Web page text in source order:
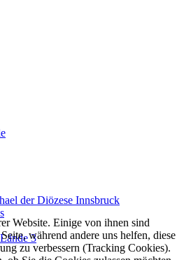
der Diözese Innsbruck
3
Website. Einige von ihnen sind
während andere uns helfen, diese
zu verbessern (Tracking Cookies).